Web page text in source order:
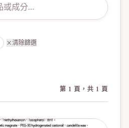
清除篩選
第 1 頁，共 1 頁